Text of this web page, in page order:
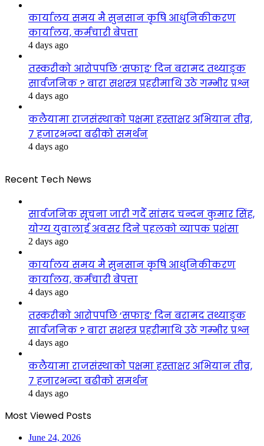
कार्यालय समय मै सुनसान कृषि आधुनिकीकरण
कार्यालय, कर्मचारी बेपत्ता
4 days ago
तस्करीको आरोपपछि ‘सफाइ’ दिन बरामद तथ्याङ्क
सार्वजनिक ? बारा सशस्त्र प्रहरीमाथि उठे गम्भीर प्रश्न
4 days ago
कलैयामा राजसंस्थाको पक्षमा हस्ताक्षर अभियान तीव्र,
७ हजारभन्दा बढीको समर्थन
4 days ago
Recent Tech News
सार्वजनिक सूचना जारी गर्दै सांसद चन्दन कुमार सिंह,
योग्य युवालाई अवसर दिने पहलको व्यापक प्रशंसा
2 days ago
कार्यालय समय मै सुनसान कृषि आधुनिकीकरण
कार्यालय, कर्मचारी बेपत्ता
4 days ago
तस्करीको आरोपपछि ‘सफाइ’ दिन बरामद तथ्याङ्क
सार्वजनिक ? बारा सशस्त्र प्रहरीमाथि उठे गम्भीर प्रश्न
4 days ago
कलैयामा राजसंस्थाको पक्षमा हस्ताक्षर अभियान तीव्र,
७ हजारभन्दा बढीको समर्थन
4 days ago
Most Viewed Posts
June 24, 2026